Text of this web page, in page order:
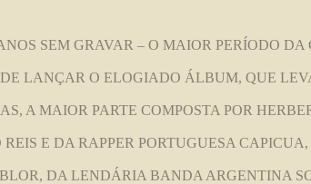
SEM GRAVAR – O MAIOR PERÍODO DA
LANÇAR O ELOGIADO ÁLBUM, QUE
A MAIOR PARTE COMPOSTA POR
E DA RAPPER PORTUGUESA
DA LENDÁRIA BANDA ARGENTINA